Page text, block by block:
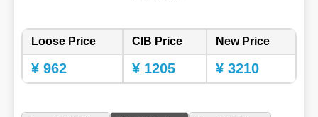
Loose Price CIB Price New Price
¥ 962 ¥ 1205 ¥ 3210